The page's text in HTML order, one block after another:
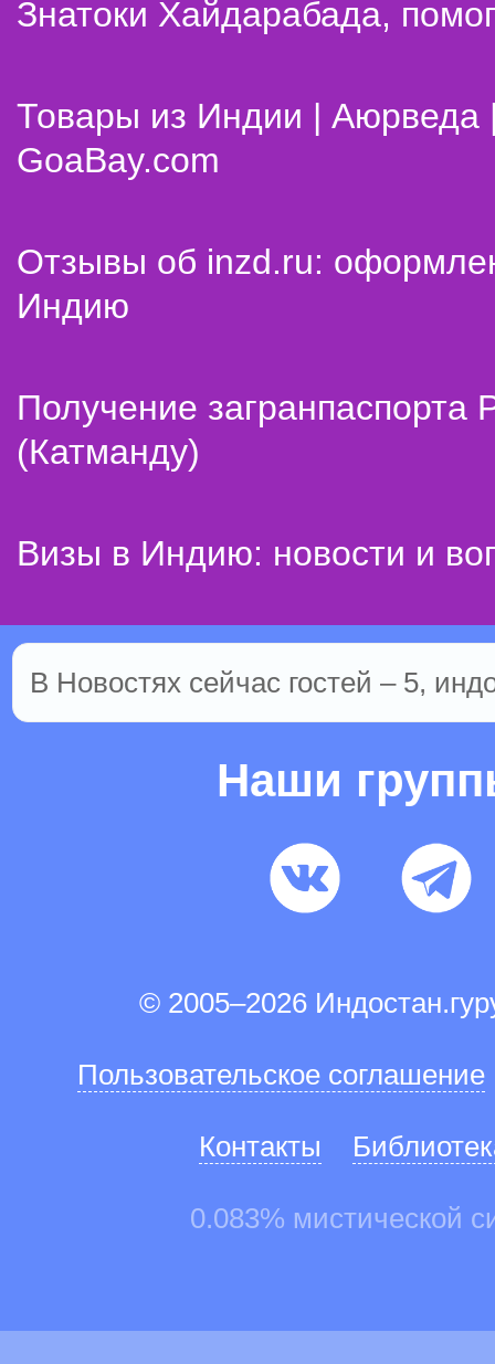
Знатоки Хайдарабада,
Товары из Индии | Аюрведа
GoaBay.com
Отзывы об inzd.ru:
Индию
Получение
(Катманду)
Визы в Индию: новости и
В Новостях сейчас гостей – 5,
Наши
© 2005–2026
Пользовательское соглашение
Контакты
0.083% мистической